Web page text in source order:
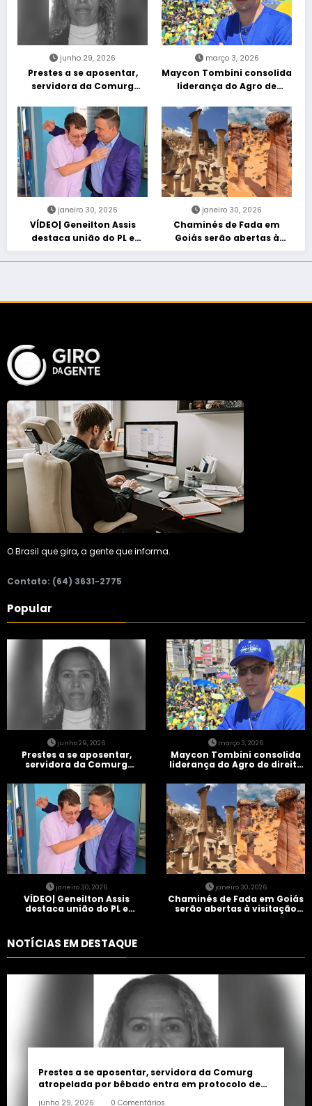
junho 29, 2026
Prestes a se aposentar,
servidora da Comurg
entra em protocolo de
morte encefálica
março 3, 2026
Maycon Tombini consolida
liderança do Agro de
“Acorda Brasil” em Goiânia
janeiro 30, 2026
VÍDEO| Geneilton Assis
destaca união do PL e
consolidação de apoio a
Maycon Tombini em Jataí
janeiro 30, 2026
Chaminés de Fada em
Goiás serão abertas à
visitação controlada
O Brasil que gira, a gente que informa.
Contato: (64) 3631-2775
Popular
junho 29, 2026
Prestes a se aposentar,
servidora da Comurg
entra em protocolo de
morte encefálica
março 3, 2026
Maycon Tombini consolida
liderança do Agro de direita
Brasil” em Goiânia
janeiro 30, 2026
VÍDEO| Geneilton Assis
destaca união do PL e
janeiro 30, 2026
Chaminés de Fada em Goiás
serão abertas à visitação
NOTÍCIAS EM DESTAQUE
Prestes a se aposentar, servidora da Comurg
atropelada por bêbado entra em protocolo de
junho 29, 2026 0 Comentários